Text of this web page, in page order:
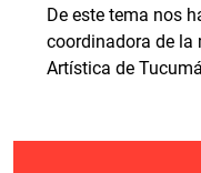
De este tema nos
coordinadora de la
Artística de